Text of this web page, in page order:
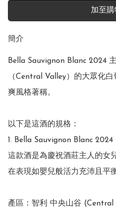
加至
簡介
Bella Sauvignon Blanc 2024
（Central Valley）的大眾化
爽風格著稱。
以下是這酒的規格：
1. Bella Sauvignon Blanc 2024
這款酒是為慶祝酒莊主人的女
在表現如嬰兒般活力充沛且平
產區：智利 中央山谷 (Central